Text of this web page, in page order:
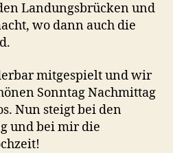
Landungsbrücken und
wo dann auch die
mitgespielt und wir
Sonntag Nachmittag
Nun steigt bei den
und bei mir die